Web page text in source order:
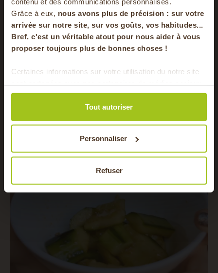
Grâce à eux, nous avons plus de précision : sur votre
arrivée sur notre site, sur vos goûts, vos habitudes...
Bref, c'est un véritable atout pour nous aider à vous
proposer toujours plus de bonnes choses !
Certaines informations sur votre utilisation du notre site
de publicité et d'analyse. Ces données peuvent être
combinées avec d'autres informations que vous leur
avez fournies ou qu'ils ont collectées lors de votre
Tout autoriser
Personnaliser
Refuser
votre panier
en vous inscrivant à notre newsletter
Pour faire le plein chaque semaine de bons
produits locaux & de saison !